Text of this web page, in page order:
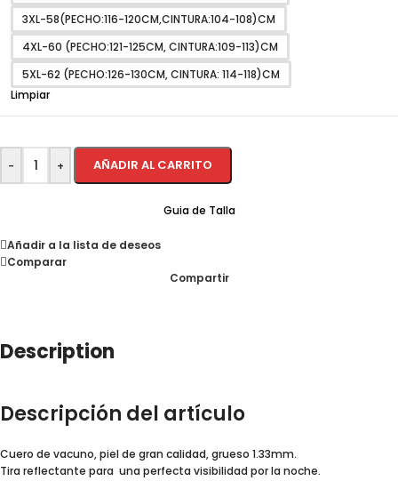
3XL-58(PECHO:116-120CM,CINTURA:104-108)CM
4XL-60 (PECHO:121-125CM, CINTURA:109-113)CM
5XL-62 (PECHO:126-130CM, CINTURA: 114-118)CM
Limpiar
- + AÑADIR AL CARRITO
Guia de Talla
Añadir a la lista de deseos
Comparar
Compartir
Description
Descripción del artículo
Cuero de vacuno, piel de gran calidad, grueso 1.33mm.
Tira reflectante para una perfecta visibilidad por la noche.